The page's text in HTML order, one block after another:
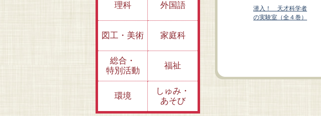
③「もの」は何から
できている？～キュ
ある？ ～ニュート
潜入！ 天才科学者
の実験室（全４巻）
理科 外国語
図工・美術 家庭科
総合・
特別活動
福祉
環境
しゅみ・
あそび